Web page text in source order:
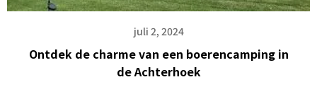
juli 2, 2024
Ontdek de charme van een boerencamping in
de Achterhoek